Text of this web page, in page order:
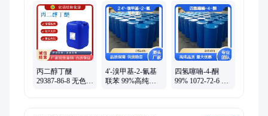
丙二醇丁醚
29387-86-8 无色或
4'-溴甲基-2-氰基
联苯 99%高纯度
四氢噻喃-4-酮
99% 1072-72-6 氢